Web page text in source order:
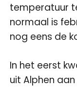
temperatuur
normaal is
nog eens de
In het eerst
uit Alphen